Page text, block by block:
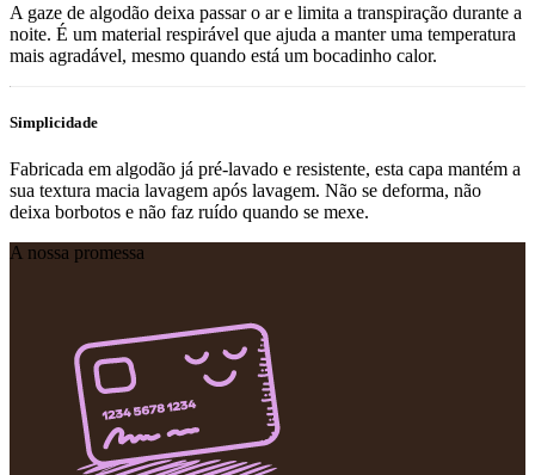
A gaze de algodão deixa passar o ar e limita a transpiração durante a
noite. É um material respirável que ajuda a manter uma temperatura
mais agradável, mesmo quando está um bocadinho calor.
Simplicidade
Fabricada em algodão já pré-lavado e resistente, esta capa mantém a
sua textura macia lavagem após lavagem. Não se deforma, não
deixa borbotos e não faz ruído quando se mexe.
A nossa promessa